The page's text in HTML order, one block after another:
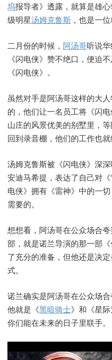
坞报导者》透露，就算是雄
级明星汤姆克鲁斯 ，也是一位
二月份的时候， 阿汤哥听说
《闪电侠》赞不绝口，便迫
《闪电侠》。
虽然对手是阿汤哥这样的大
的，他们让一名员工将《闪
山庄的风景优美的别墅里，
回到录音棚，他们的工作也就
汤姆克鲁斯被《闪电侠》深
安迪马希提，表达了自己对
电侠》拥有《雷神》中的一
需要的。
想想看，阿汤哥在公众场合
部，就是诺兰导演的那一部
了充分的准备，但他还是决
式。
诺兰确实是阿汤哥在公众场
他就是《黑暗骑士》和《星
你们能在未来的日子里联手。